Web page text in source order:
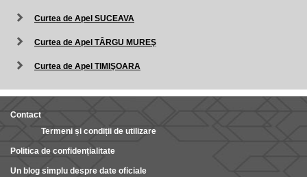
Curtea de Apel SUCEAVA
Curtea de Apel TÂRGU MUREŞ
Curtea de Apel TIMIŞOARA
Contact
Termeni și condiții de utilizare
Politica de confidențialitate
Un blog simplu despre date oficiale